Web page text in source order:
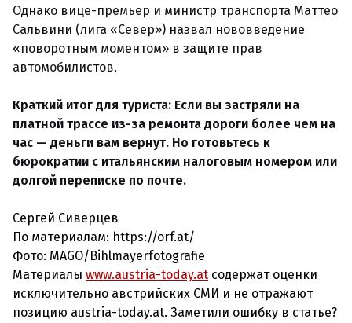
Однако вице-премьер и министр транспорта Маттео
Сальвини (лига «Север») назвал нововведение
«поворотным моментом» в защите прав
автомобилистов.
Краткий итог для туриста: Если вы застряли на
платной трассе из-за ремонта дороги более чем на
час — деньги вам вернут. Но готовьтесь к
бюрократии с итальянским налоговым номером или
долгой переписке по почте.
Сергей Сиверцев
По материалам: https://orf.at/
Фото: MAGO/Bihlmayerfotografie
Материалы www.austria-today.at содержат оценки
исключительно австрийских СМИ и не отражают
позицию austria-today.at. Заметили ошибку в статье?